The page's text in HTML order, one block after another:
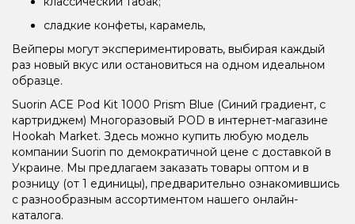
сладкие конфеты, карамель,
Вейперы могут экспериментировать, выбирая каждый
раз новый вкус или остановиться на одном идеальном
образце.
Suorin ACE Pod Kit 1000 Prism Blue (Синий градиент, с
картриджем) Многоразовый POD в интернет-магазине
Hookah Market. Здесь можно купить любую модель
компании Suorin по демократичной цене с доставкой в
Украине. Мы предлагаем заказать товары оптом и в
розницу (от 1 единицы), предварительно ознакомившись
с разнообразным ассортиментом нашего онлайн-
каталога.